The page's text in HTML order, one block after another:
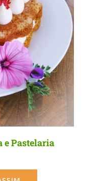
e Pastelaria